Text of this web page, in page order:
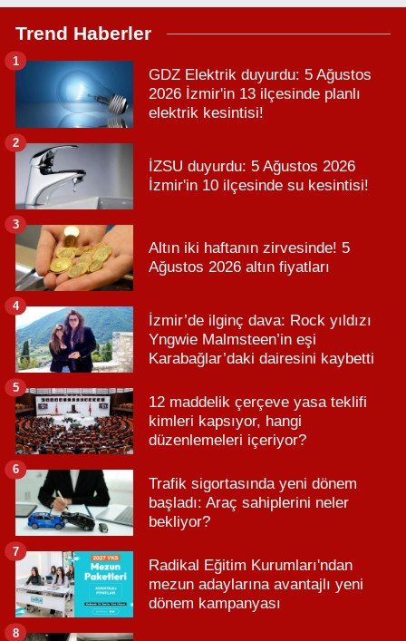
Trend Haberler
GDZ Elektrik duyurdu: 5 Ağustos
2026 İzmir'in 13 ilçesinde planlı
elektrik kesintisi!
1
İZSU duyurdu: 5 Ağustos 2026
İzmir'in 10 ilçesinde su kesintisi!
2
Altın iki haftanın zirvesinde! 5
Ağustos 2026 altın fiyatları
3
İzmir’de ilginç dava: Rock yıldızı
Yngwie Malmsteen’in eşi
Karabağlar’daki dairesini kaybetti
4
12 maddelik çerçeve yasa teklifi
kimleri kapsıyor, hangi
düzenlemeleri içeriyor?
5
Trafik sigortasında yeni dönem
başladı: Araç sahiplerini neler
bekliyor?
6
Radikal Eğitim Kurumları'ndan
mezun adaylarına avantajlı yeni
dönem kampanyası
7
8